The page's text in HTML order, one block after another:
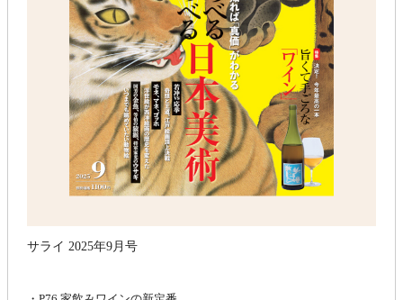
サライ 2025年9月号